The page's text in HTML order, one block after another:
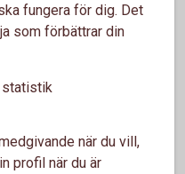
fungera för dig. Det
som förbättrar din
statistik
när du vill,
profil när du är